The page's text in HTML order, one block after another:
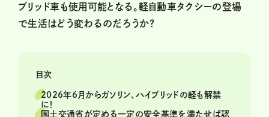
ブリッド車も使用可能となる。軽自動車タクシーの登場
で生活はどう変わるのだろうか？
目次
2026年6月からガソリン、ハイブリッドの軽も解禁
に！
国土交通省が定める一定の安全基準を満たせば認